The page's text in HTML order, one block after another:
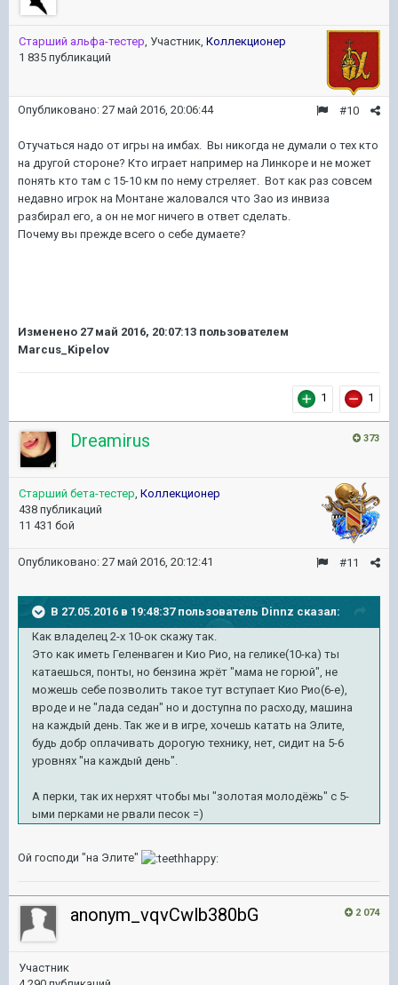
Старший альфа-тестер, Участник, Коллекционер
1 835 публикаций
#10
Опубликовано: 27 май 2016, 20:06:44
Отучаться надо от игры на имбах. Вы никогда не думали о тех кто
на другой стороне? Кто играет например на Линкоре и не может
понять кто там с 15-10 км по нему стреляет. Вот как раз совсем
недавно игрок на Монтане жаловался что Зао из инвиза
разбирал его, а он не мог ничего в ответ сделать.
Почему вы прежде всего о себе думаете?
Изменено 27 май 2016, 20:07:13 пользователем
Marcus_Kipelov
1 1
373
Dreamirus
Старший бета-тестер, Коллекционер
438 публикаций
11 431 бой
#11
Опубликовано: 27 май 2016, 20:12:41
В 27.05.2016 в 19:48:37 пользователь Dinnz сказал:
Как владелец 2-х 10-ок скажу так.
Это как иметь Геленваген и Кио Рио, на гелике(10-ка) ты
катаешься, понты, но бензина жрёт "мама не горюй", не
можешь себе позволить такое тут вступает Кио Рио(6-е),
вроде и не "лада седан" но и доступна по расходу, машина
на каждый день. Так же и в игре, хочешь катать на Элите,
будь добр оплачивать дорогую технику, нет, сидит на 5-6
уровнях "на каждый день".
А перки, так их нерхят чтобы мы "золотая молодёжь" с 5-
ыми перками не рвали песок =)
Ой господи "на Элите"
2 074
anonym_vqvCwlb380bG
Участник